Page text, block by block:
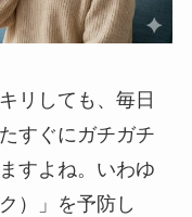
リしても、毎日
すぐにガチガチ
すよね。いわゆ
）」を予防し